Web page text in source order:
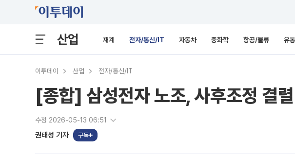
산업 재계 전자/통신/IT 자동차 중화학 항공/물류 유통
이투데이 산업 전자/통신/IT
[종합] 삼성전자 노조, 사후조정 결
수정 2026-05-13 06:51
권태성 기자 구독